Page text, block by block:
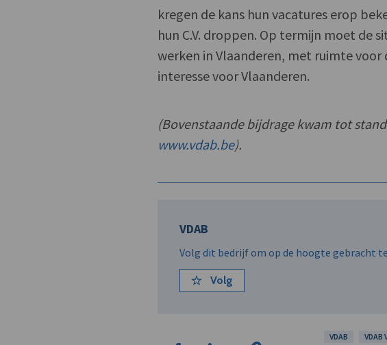
kregen de kans hun vacatures erop
hun C.V. droppen. Op termijn moet de
werken in Vlaanderen, met ruimte
interesse voor Vlaanderen.
(Bovenstaande bijdrage kwam tot
www.vdab.be).
VDAB
Volg dit bedrijf om op de hoogte gebracht
Volg
VDAB VDAB